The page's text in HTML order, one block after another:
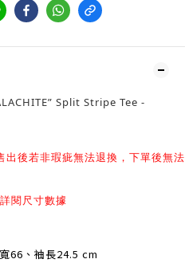
Split Stripe Tee -
出後若非瑕疵無法退換，下單後無法
閱尺寸數據
66、袖長24.5 cm